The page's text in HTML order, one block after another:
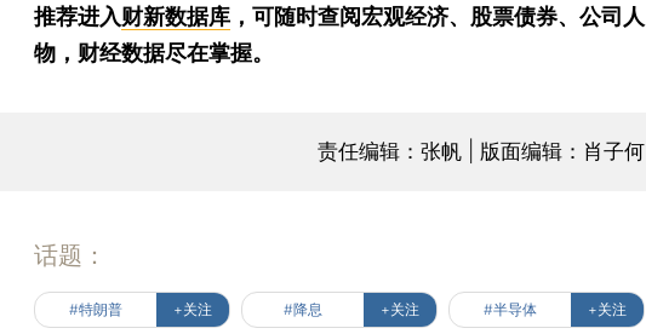
推荐进入财新数据库 ，可随时查阅宏观经济、股票债券、公司人
物，财经数据尽在掌握。
责任编辑：张帆 | 版面编辑：肖子何
话题：
#特朗普 +关注 #降息 +关注 #半导体 +关注